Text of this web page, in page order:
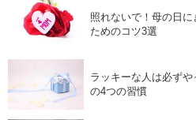
照れないで！母の日
ためのコツ3選
ラッキーな人は必ず
の4つの習慣